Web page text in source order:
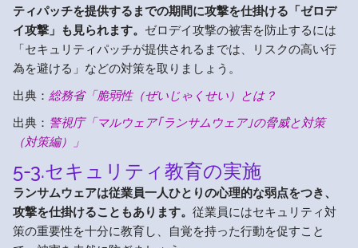
ティパッチを提供するまでの期間に攻撃を仕掛ける「ゼロデ
イ攻撃」も見られます。 ゼロデイ攻撃の被害を防止するには
「セキュリティパッチが提供されるまでは、リスクの高い行
為を避ける」などの対策を取りましょう。
出典： 総務省「脆弱性（ぜいじゃくせい）とは？
出典： 警視庁「マルウェア｢ランサムウェア｣の脅威と対策
（対策編）」
5-3.セキュリティ教育の実施
ランサムウェアは従業員一人ひとりの心理的な弱点をつき、
攻撃を仕掛けることもあります。 従業員にはセキュリティ対
策の重要性を十分に教育し、自覚を持った行動を促すこと